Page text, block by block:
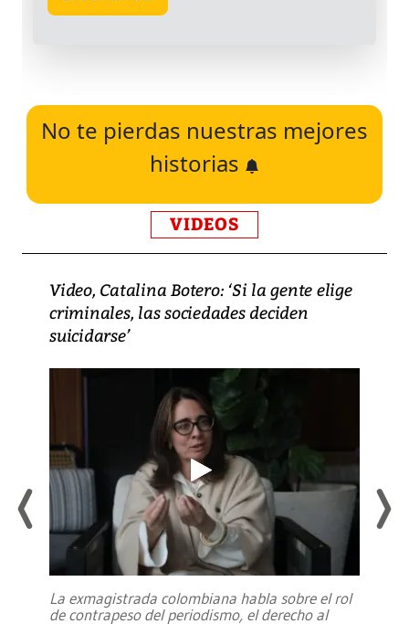
No te pierdas nuestras mejores
historias
VIDEOS
Video, Catalina Botero: ‘Si la gente elige
criminales, las sociedades deciden
suicidarse’
La exmagistrada colombiana habla sobre el rol
de contrapeso del periodismo, el derecho al